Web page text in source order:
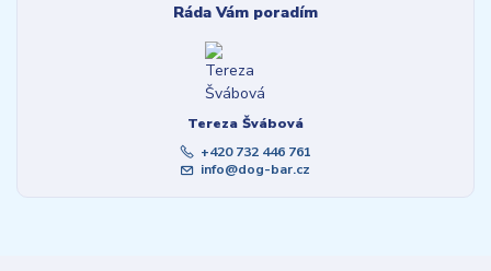
Ráda Vám poradím
Tereza Švábová
+420 732 446 761
info@dog-bar.cz